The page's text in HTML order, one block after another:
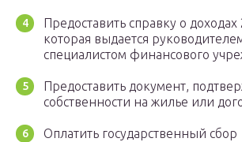
Предоставить справку о
которая выдается
специалистом финансового
Предоставить документ,
собственности на жилье или
Оплатить государственный сбор